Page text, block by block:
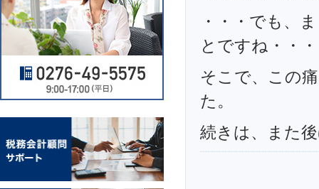
・・・でも、
とですね・・
そこで、この
た。
続きは、また